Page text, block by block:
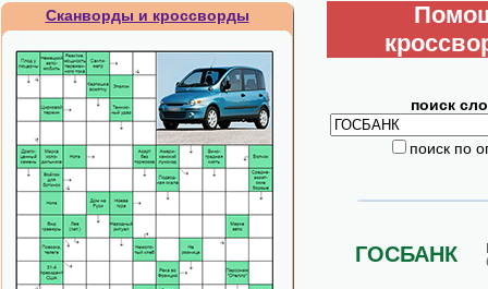
Сканворды и кроссворды
поиск
поиск по
ГОСБАНК